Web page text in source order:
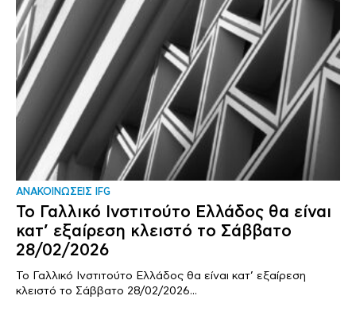
ΑΝΑΚΟΙΝΩΣΕΙΣ IFG
Το Γαλλικό Ινστιτούτο Ελλάδος θα είναι
κατ’ εξαίρεση κλειστό το Σάββατο
28/02/2026
Το Γαλλικό Ινστιτούτο Ελλάδος θα είναι κατ’ εξαίρεση
κλειστό το Σάββατο 28/02/2026...